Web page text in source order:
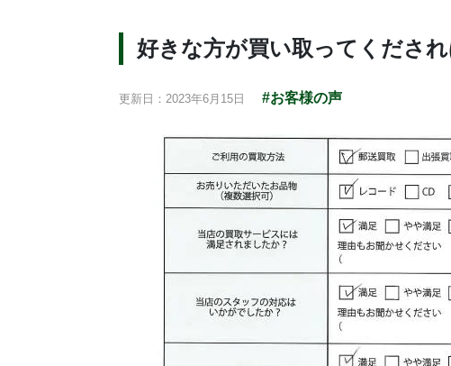
好きな方が買い取ってくださ
更新日：2023年6月15日 #お客様の声